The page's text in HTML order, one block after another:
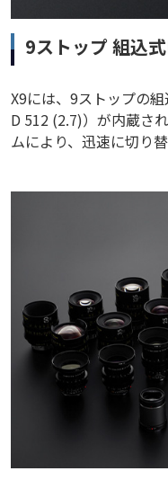
9ストップ 組込
X9には、9ストップの
D 512 (2.7)）が内蔵さ
ムにより、迅速に切り